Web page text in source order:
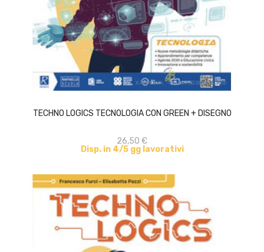
TECHNO LOGICS TECNOLOGIA CON GREEN + DISEGNO
26,50 €
Disp. in 4/5 gg lavorativi
ACQUISTA